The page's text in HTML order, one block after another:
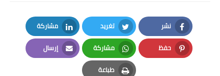
نشر
Facebook
تغريد
Twitter
مشاركة
LinkedIn
حفظ
Pinterest
مشاركة
Whatsapp
إرسال
Email
طباعة